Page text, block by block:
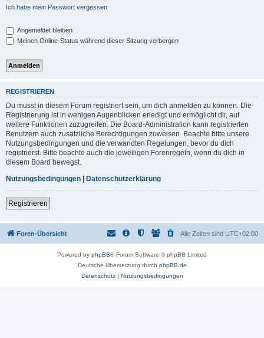
Ich habe mein Passwort vergessen
Angemeldet bleiben
Meinen Online-Status während dieser Sitzung verbergen
REGISTRIEREN
Du musst in diesem Forum registriert sein, um dich anmelden zu können. Die
Registrierung ist in wenigen Augenblicken erledigt und ermöglicht dir, auf
weitere Funktionen zuzugreifen. Die Board-Administration kann registrierten
Benutzern auch zusätzliche Berechtigungen zuweisen. Beachte bitte unsere
Nutzungsbedingungen und die verwandten Regelungen, bevor du dich
registrierst. Bitte beachte auch die jeweiligen Forenregeln, wenn du dich in
diesem Board bewegst.
Nutzungsbedingungen | Datenschutzerklärung
Registrieren
Foren-Übersicht Alle Zeiten sind UTC+02:00
Powered by phpBB® Forum Software © phpBB Limited
Deutsche Übersetzung durch phpBB.de
Datenschutz| Nutzungsbedingungen